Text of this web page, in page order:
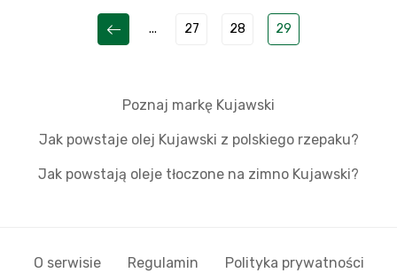
... 27 28 29
Poznaj markę Kujawski
Jak powstaje olej Kujawski z polskiego rzepaku?
Jak powstają oleje tłoczone na zimno Kujawski?
O serwisie Regulamin Polityka prywatności